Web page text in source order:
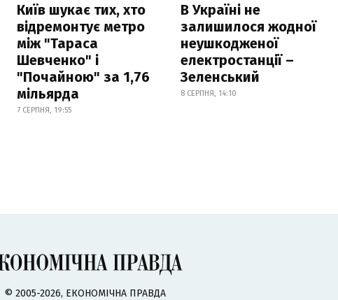
Київ шукає тих, хто
відремонтує метро
між "Тараса
Шевченко" і
"Почайною" за 1,76
мільярда
7 СЕРПНЯ, 19:55
В Україні не
залишилося жодної
неушкодженої
електростанції –
Зеленський
8 СЕРПНЯ, 14:10
© 2005-2026, ЕКОНОМІЧНА ПРАВДА